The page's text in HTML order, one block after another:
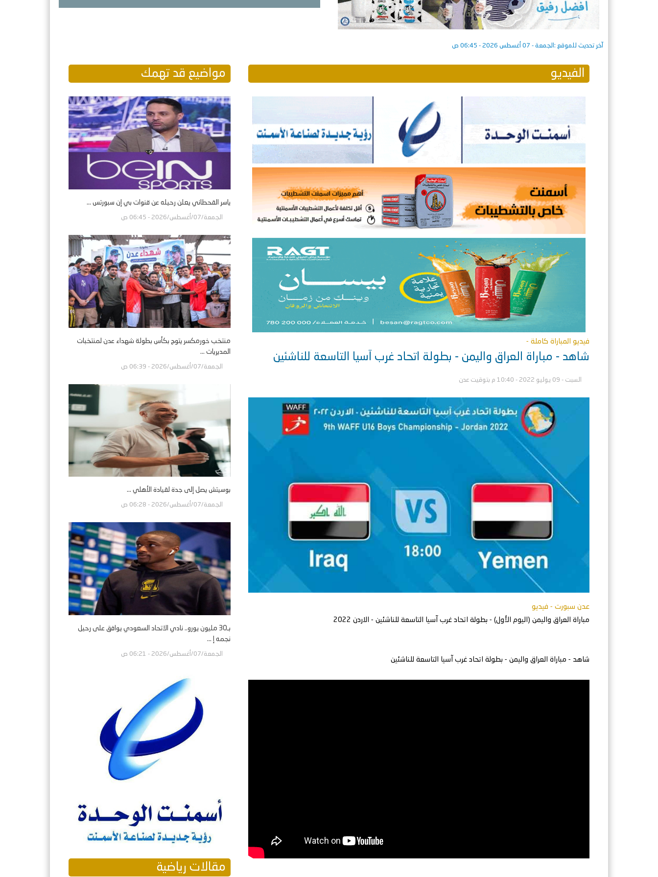
آخر تحديث للموقع : الجمعة - 07 أغسطس 2026 - 06:45 ص
الفيديو
فيديو المباراة كاملة -
شاهد - مباراة العراق واليمن - بطولة اتحاد غرب آسيا التاسعة للناشئين
السبت - 09 يوليو 2022 - 10:40 م بتوقيت عدن
عدن سبورت - فيديو
مباراة العراق واليمن (اليوم الأول) - بطولة اتحاد غرب آسيا التاسعة للناشئين - الاردن 2022
شاهد - مباراة العراق واليمن - بطولة اتحاد غرب آسيا التاسعة للناشئين
مواضيع قد تهمك
ياسر القحطاني يعلن رحيله عن قنوات بي إن سبورتس ...
الجمعة/07/أغسطس/2026 - 06:45 ص
منتخب خورمكسر يتوج بكأس بطولة شهداء عدن لمنتخبات
المديريات ...
الجمعة/07/أغسطس/2026 - 06:39 ص
بوسيتش يصل إلى جدة لقيادة الأهلي ...
الجمعة/07/أغسطس/2026 - 06:28 ص
بـ30 مليون يورو.. نادي الاتحاد السعودي يوافق على رحيل
نجمه إ ...
الجمعة/07/أغسطس/2026 - 06:21 ص
مقالات رياضية